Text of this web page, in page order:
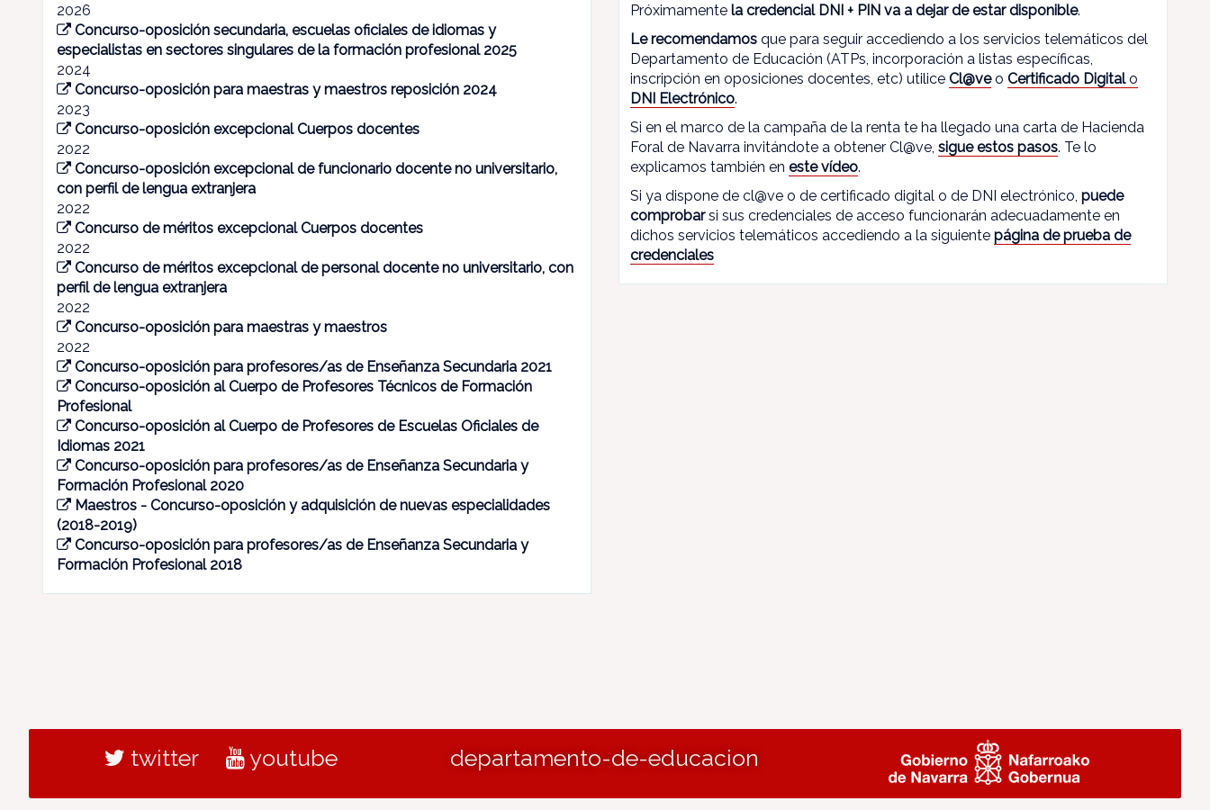
2026
Concurso-oposición secundaria, escuelas oficiales de idiomas y
especialistas en sectores singulares de la formación profesional 2025
2024
Concurso-oposición para maestras y maestros reposición 2024
2023
Concurso-oposición excepcional Cuerpos docentes
2022
Concurso-oposición excepcional de funcionario docente no universitario,
con perfil de lengua extranjera
2022
Concurso de méritos excepcional Cuerpos docentes
2022
Concurso de méritos excepcional de personal docente no universitario, con
perfil de lengua extranjera
2022
Concurso-oposición para maestras y maestros
2022
Concurso-oposición para profesores/as de Enseñanza Secundaria 2021
Concurso-oposición al Cuerpo de Profesores Técnicos de Formación
Profesional
Concurso-oposición al Cuerpo de Profesores de Escuelas Oficiales de
Idiomas 2021
Concurso-oposición para profesores/as de Enseñanza Secundaria y
Formación Profesional 2020
Maestros - Concurso-oposición y adquisición de nuevas especialidades
(2018-2019)
Concurso-oposición para profesores/as de Enseñanza Secundaria y
Formación Profesional 2018
Próximamente la credencial DNI + PIN va a dejar de estar disponible.
Le recomendamos que para seguir accediendo a los servicios telemáticos del
Departamento de Educación (ATPs, incorporación a listas específicas,
inscripción en oposiciones docentes, etc) utilice Cl@veo Certificado Digitalo
DNI Electrónico.
Si en el marco de la campaña de la renta te ha llegado una carta de Hacienda
Foral de Navarra invitándote a obtener Cl@ve, sigue estos pasos. Te lo
explicamos también en este vídeo.
Si ya dispone de cl@ve o de certificado digital o de DNI electrónico, puede
comprobarsi sus credenciales de acceso funcionarán adecuadamente en
dichos servicios telemáticos accediendo a la siguiente página de prueba de
credenciales
twitter youtube departamento-de-educacion